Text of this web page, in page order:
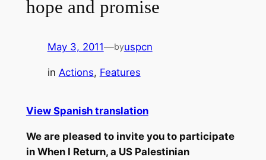
hope and promise
May 3, 2011—byuspcn
in Actions, Features
View Spanish translation
We are pleased to invite you to participate
in When I Return, a US Palestinian